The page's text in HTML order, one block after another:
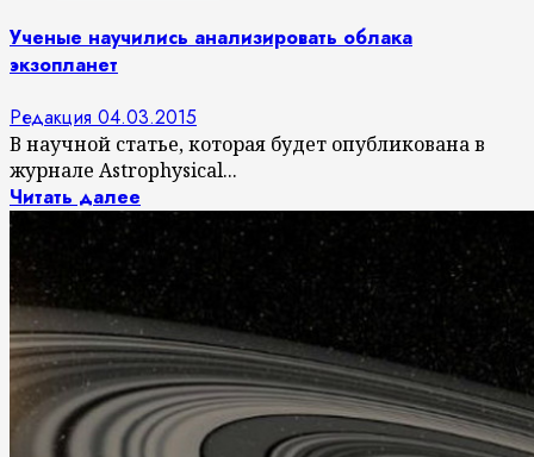
Ученые научились анализировать облака
экзопланет
Редакция 04.03.2015
В научной статье, которая будет опубликована в
журнале Astrophysical...
Читать далее